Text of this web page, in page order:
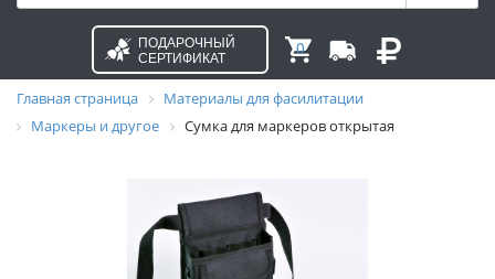
ПОДАРОЧНЫЙ
СЕРТИФИКАТ
0
Главная страница
Материалы для фасилитации
Маркеры и другое
Сумка для маркеров открытая